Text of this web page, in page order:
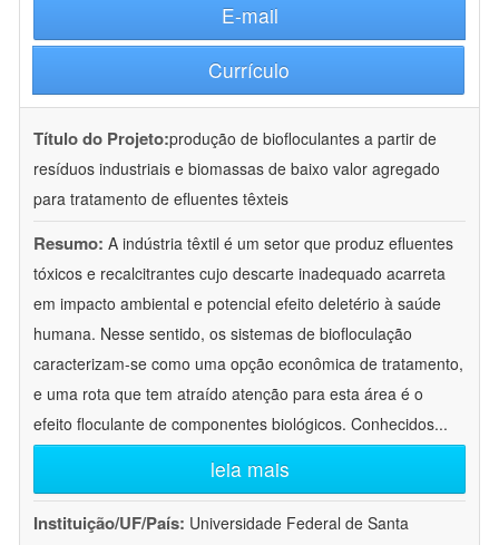
E-mail
Currículo
Título do Projeto:produção de biofloculantes a partir de
resíduos industriais e biomassas de baixo valor agregado
para tratamento de efluentes têxteis
Resumo: A indústria têxtil é um setor que produz efluentes
tóxicos e recalcitrantes cujo descarte inadequado acarreta
em impacto ambiental e potencial efeito deletério à saúde
humana. Nesse sentido, os sistemas de biofloculação
caracterizam-se como uma opção econômica de tratamento,
e uma rota que tem atraído atenção para esta área é o
efeito floculante de componentes biológicos. Conhecidos...
leia mais
Instituição/UF/País: Universidade Federal de Santa